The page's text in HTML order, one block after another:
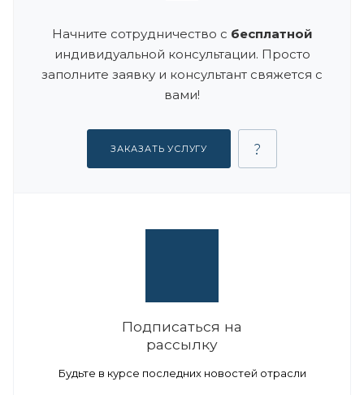
Начните сотрудничество с бесплатной
индивидуальной консультации. Просто
заполните заявку и консультант свяжется с
вами!
ЗАКАЗАТЬ УСЛУГУ
Подписаться на
рассылку
Будьте в курсе последних новостей отрасли